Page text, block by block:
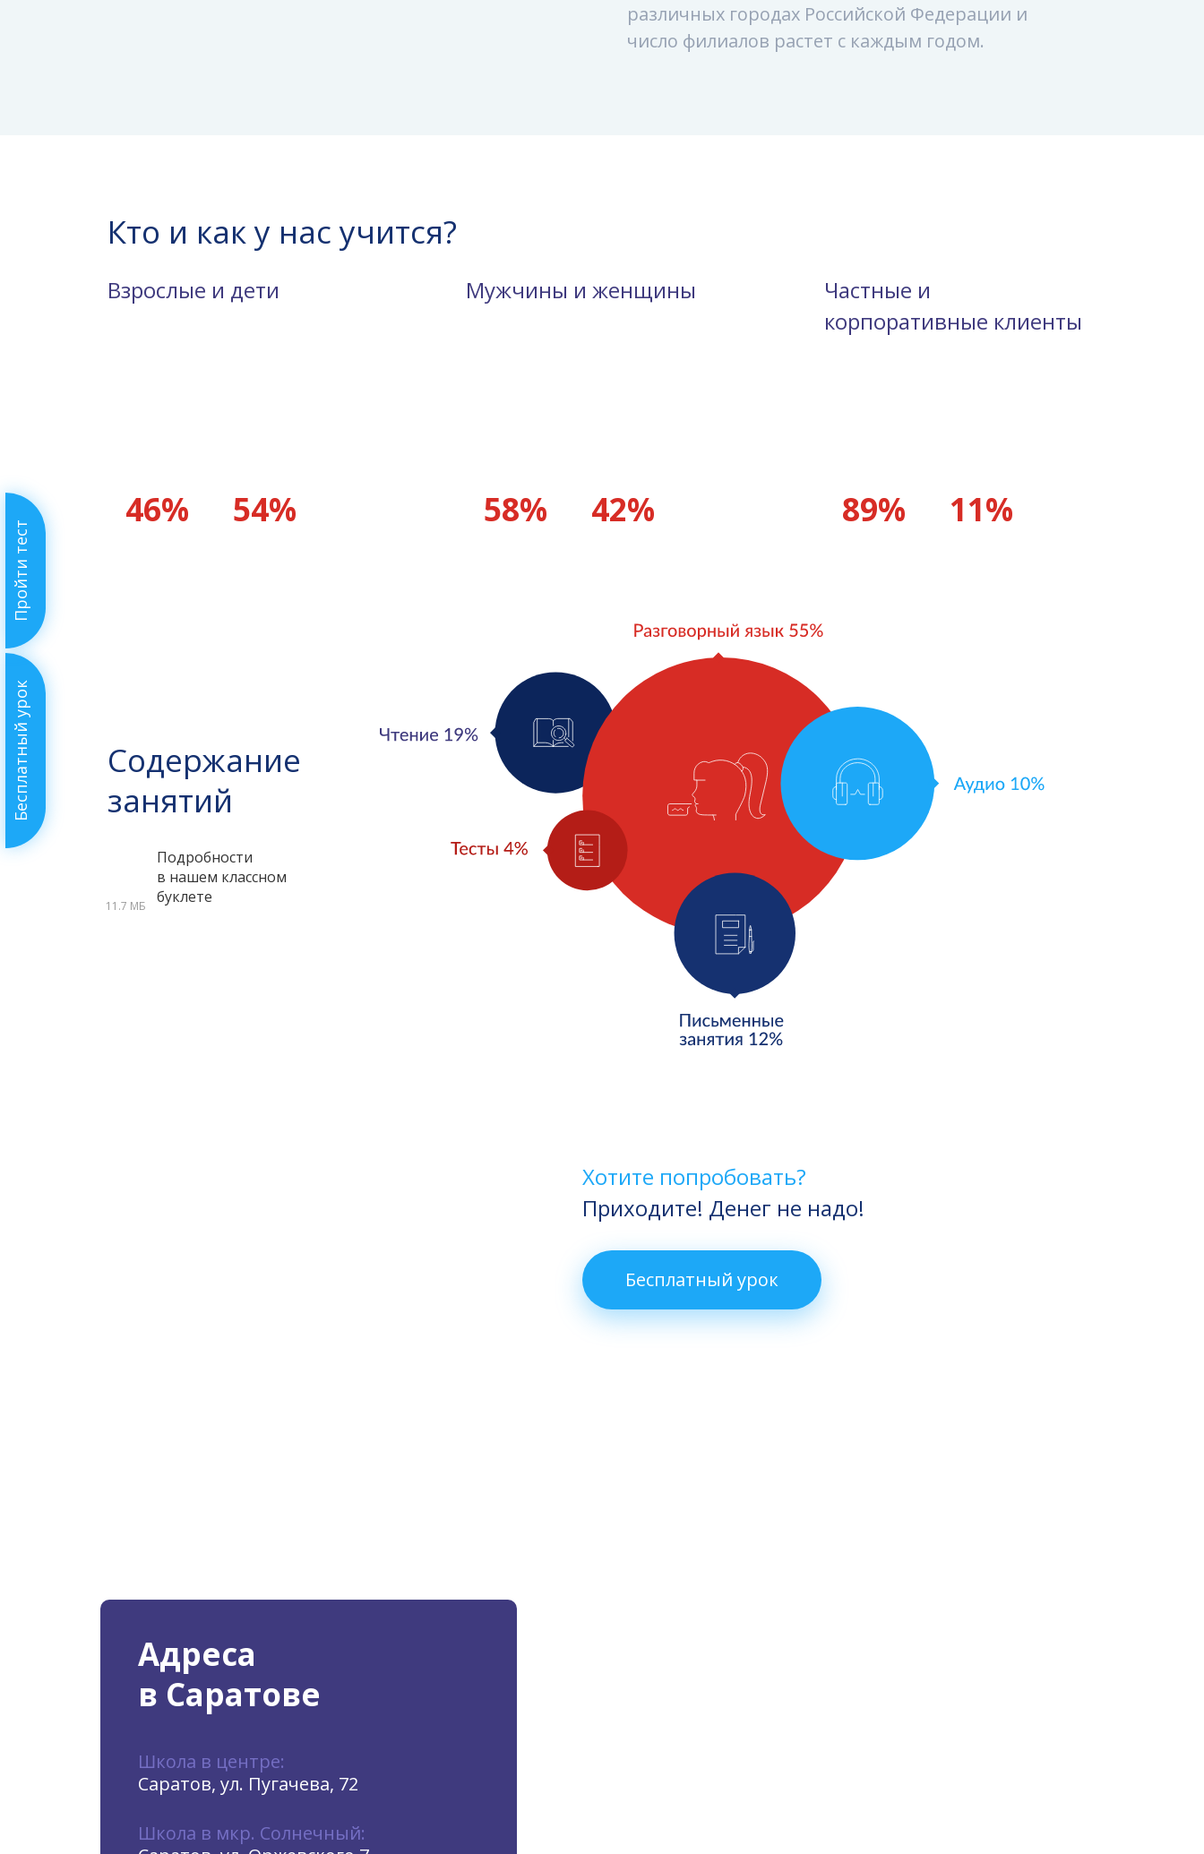
Бесплатный урок
Пройти тест
различных городах Российской Федерации и
число филиалов растет с каждым годом.
Кто и как у нас учится?
Взрослые и дети
46% 54%
Мужчины и женщины
58% 42%
Частные и
корпоративные клиенты
89% 11%
Содержание
занятий
Подробности
в нашем классном
буклете
11.7 МБ
Хотите попробовать?
Приходите! Денег не надо!
Бесплатный урок
Адреса
в Саратове
Школа в центре:
Саратов, ул. Пугачева, 72
Школа в мкр. Солнечный: